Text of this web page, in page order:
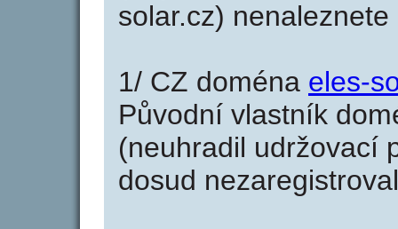
solar.cz)
1/ CZ doména eles-
Původní vlastník
(neuhradil udržovací
dosud